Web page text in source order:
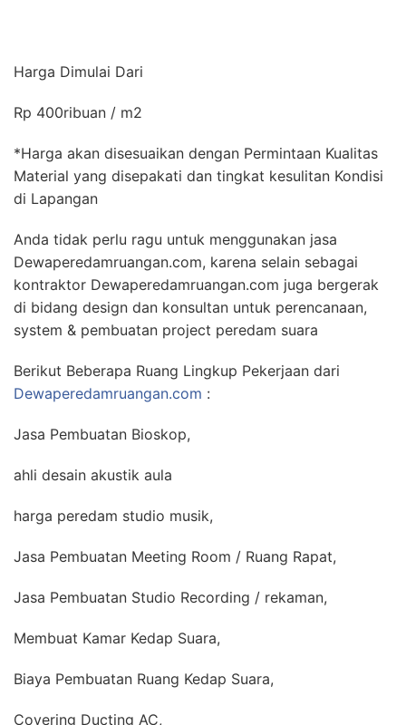
Harga Dimulai Dari
Rp 400ribuan / m2
*Harga akan disesuaikan dengan Permintaan Kualitas
Material yang disepakati dan tingkat kesulitan Kondisi
di Lapangan
Anda tidak perlu ragu untuk menggunakan jasa
Dewaperedamruangan.com, karena selain sebagai
kontraktor Dewaperedamruangan.com juga bergerak
di bidang design dan konsultan untuk perencanaan,
system & pembuatan project peredam suara
Berikut Beberapa Ruang Lingkup Pekerjaan dari
Dewaperedamruangan.com :
Jasa Pembuatan Bioskop,
ahli desain akustik aula
harga peredam studio musik,
Jasa Pembuatan Meeting Room / Ruang Rapat,
Jasa Pembuatan Studio Recording / rekaman,
Membuat Kamar Kedap Suara,
Biaya Pembuatan Ruang Kedap Suara,
Covering Ducting AC,